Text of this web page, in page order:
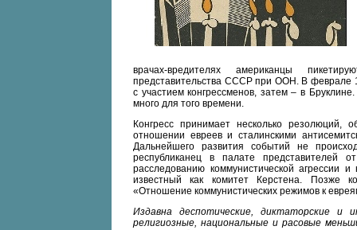
врачах-вредителях американцы
представительства СССР при ООН. В феврале
с участием конгрессменов, затем – в
много для того времени.
Конгресс принимает несколько резолюций,
отношении евреев и сталинскими
Дальнейшего развития событий не
республиканец в палате представителей
расследованию коммунистической агрессии
известный как комитет Керстена. Позже
«Отношение коммунистических режимов к
Издавна деспотические, диктаторские и
религиозные, национальные и расовые